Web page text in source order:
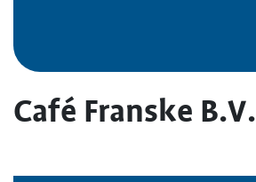
Café Franske B.V.